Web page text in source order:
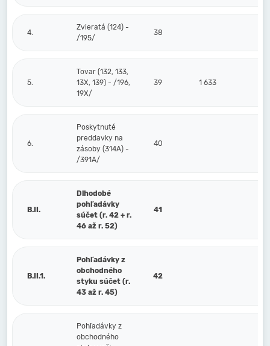
4.
Zvieratá (124) -
/195/
38
5.
Tovar (132, 133,
13X, 139) - /196,
19X/
39 1 633
6.
Poskytnuté
preddavky na
zásoby (314A) -
/391A/
40
B.II.
Dlhodobé
pohľadávky
súčet (r. 42 + r.
46 až r. 52)
41
B.II.1.
Pohľadávky z
obchodného
styku súčet (r.
43 až r. 45)
42
Pohľadávky z
obchodného